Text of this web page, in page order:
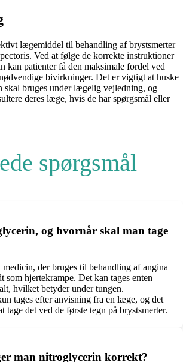
lægemiddel til behandling af brystsmerter
Ved at følge de korrekte instruktioner
kan patienter få den maksimale fordel ved
bivirkninger. Det er vigtigt at huske
skal bruges under lægelig vejledning, og
deres læge, hvis de har spørgsmål eller
spørgsmål
og hvornår skal man tage
der bruges til behandling af angina
som hjertekrampe. Det kan tages enten
hvilket betyder under tungen.
tages efter anvisning fra en læge, og det
tage det ved de første tegn på brystsmerter.
man nitroglycerin korrekt?